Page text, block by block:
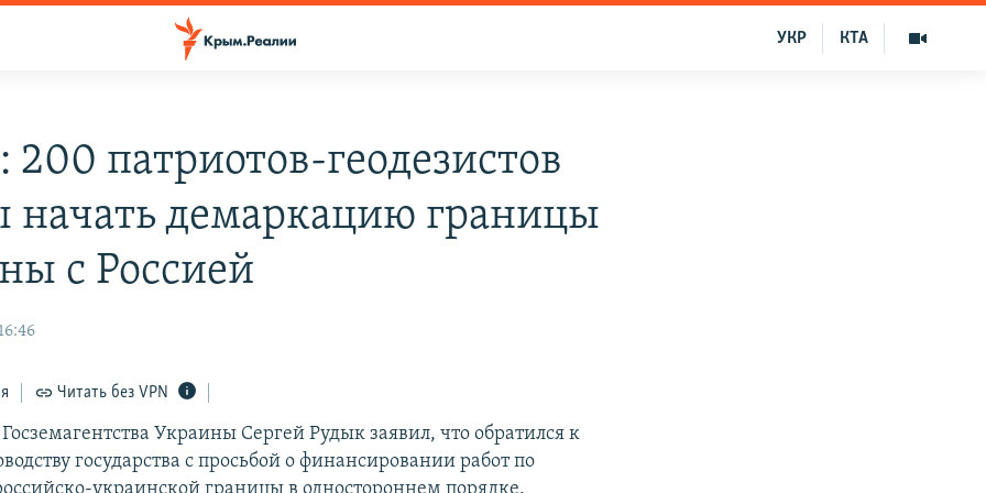
КТА
УКР
200 патриотов-геодезистов
начать демаркацию границы
с Россией
Читать без VPN
Украины Сергей Рудык заявил, что обратился к
государства с просьбой о финансировании работ по